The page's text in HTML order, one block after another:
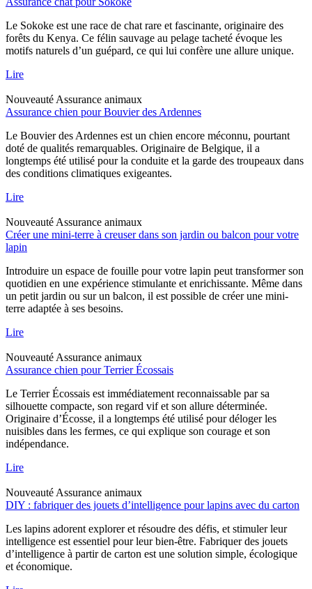
Le Sokoke est une race de chat rare et fascinante, originaire des
forêts du Kenya. Ce félin sauvage au pelage tacheté évoque les
motifs naturels d’un guépard, ce qui lui confère une allure unique.
Lire
Nouveauté Assurance animaux
Assurance chien pour Bouvier des Ardennes
Le Bouvier des Ardennes est un chien encore méconnu, pourtant
doté de qualités remarquables. Originaire de Belgique, il a
longtemps été utilisé pour la conduite et la garde des troupeaux dans
des conditions climatiques exigeantes.
Lire
Nouveauté Assurance animaux
Créer une mini-terre à creuser dans son jardin ou balcon pour votre
lapin
Introduire un espace de fouille pour votre lapin peut transformer son
quotidien en une expérience stimulante et enrichissante. Même dans
un petit jardin ou sur un balcon, il est possible de créer une mini-
terre adaptée à ses besoins.
Lire
Nouveauté Assurance animaux
Assurance chien pour Terrier Écossais
Le Terrier Écossais est immédiatement reconnaissable par sa
silhouette compacte, son regard vif et son allure déterminée.
Originaire d’Écosse, il a longtemps été utilisé pour déloger les
nuisibles dans les fermes, ce qui explique son courage et son
indépendance.
Lire
Nouveauté Assurance animaux
DIY : fabriquer des jouets d’intelligence pour lapins avec du carton
Les lapins adorent explorer et résoudre des défis, et stimuler leur
intelligence est essentiel pour leur bien-être. Fabriquer des jouets
d’intelligence à partir de carton est une solution simple, écologique
et économique.